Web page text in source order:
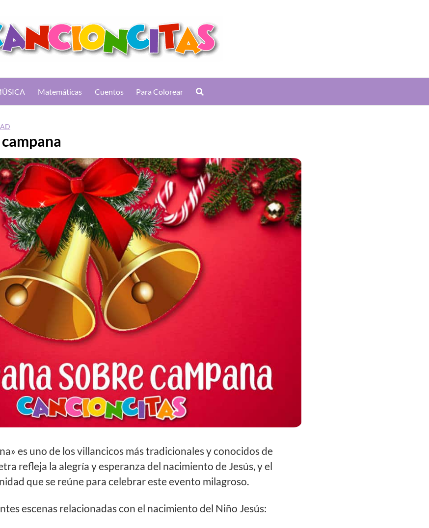
Matemáticas Cuentos Para Colorear
es uno de los villancicos más tradicionales y conocidos de
refleja la alegría y esperanza del nacimiento de Jesús, y el
que se reúne para celebrar este evento milagroso.
escenas relacionadas con el nacimiento del Niño Jesús: